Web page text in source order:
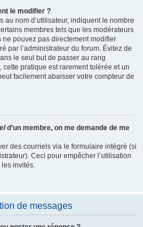
le modifier ?
au nom d’utilisateur, indiquent le nombre
membres tels que les modérateurs
pouvez pas directement modifier
par l’administrateur du forum. Évitez de
le seul but de passer au rang
pratique est rarement tolérée et un
facilement abaisser votre compteur de
d’un membre, on me demande de me
des courriels via le formulaire intégré (si
Ceci pour empêcher l’utilisation
invités.
de messages